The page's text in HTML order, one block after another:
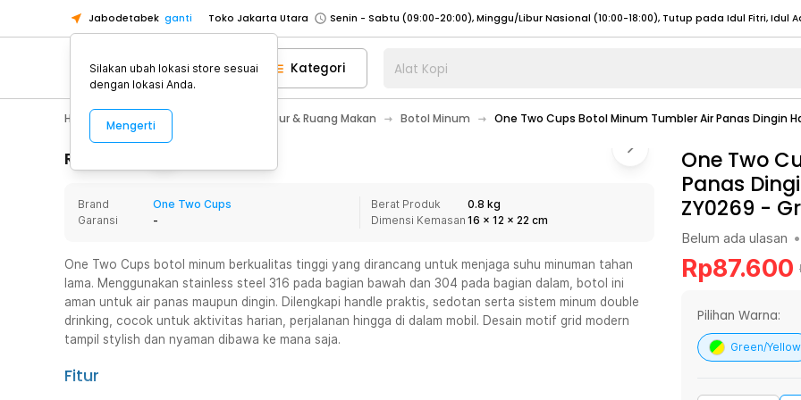
Jabodetabek ganti Toko Jakarta Utara
Toko Tangerang
Toko Cikupa
Pick n Go Jakarta Barat
Senin - Jumat (07:00 - 20:00), Sabtu - Minggu (08:00 - 20:00), Tutup pada Idul Fitri
Pick n Go Bekasi
Senin - Jumat (08:00 - 20:00), Sabtu - Minggu/ Libur Nasional (08:00 - 17:00) Selengkapnya
Senin - Jumat (08:00 - 20:00), Sabtu - Minggu/ Libur Nasional (08:00 - 17:00) Selengkapnya
Senin - Sabtu (09:00-20:00), Minggu/Libur Nasional (12:00-20:00), Tutup pada Idul Fitri
Toko Jakarta Barat
Senin - Sabtu (09:00-20:00), Minggu/Libur Nasional (12:00-20:00), Tutup pada Idul Fitri
Toko Tangerang
Toko Cikupa
Pick n Go Jakarta Barat
Senin - Jumat (07:00 - 20:00), Sabtu - Minggu (08:00 - 20:00), Tutup pada Idul Fitri
Pick n Go Bekasi
Senin - Jumat (08:00 - 20:00), Sabtu - Minggu/ Libur Nasional (08:00 - 17:00) Selengkapnya
Kategori Alat Kopi
Home Appliance Perlengkapan Dapur & Ruang Makan Botol Minum One Two Cups Botol Minum Tumbler Air Panas Dingin
Rincian Produk
Brand
One Two Cups
Garansi
-
Berat Produk
0.8 kg
Dimensi Kemasan 16 x 12 x 22 cm
One Two Cups botol minum berkualitas tinggi yang dirancang untuk menjaga suhu minuman tahan
lama. Menggunakan stainless steel 316 pada bagian bawah dan 304 pada bagian dalam, botol ini
aman untuk air panas maupun dingin. Dilengkapi handle praktis, sedotan serta sistem minum double
drinking, cocok untuk aktivitas harian, perjalanan hingga di dalam mobil. Desain motif grid modern
tampil stylish dan nyaman dibawa ke mana saja.
Fitur
One Two
Panas
ZY0269 -
Belum ada ulasan •
Rp87.600
Pilihan Warna:
Green/Yellow
Silakan ubah lokasi store sesuai
dengan lokasi Anda.
Mengerti